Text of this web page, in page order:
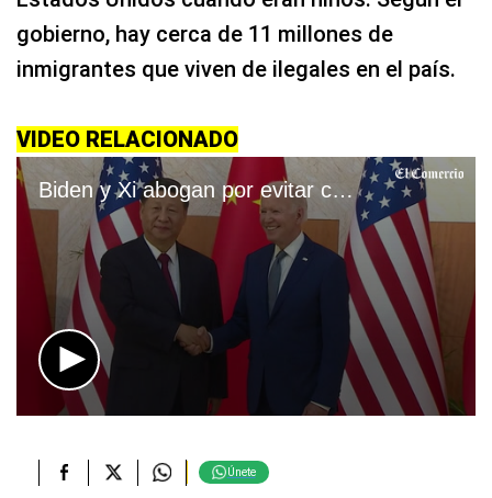
gobierno, hay cerca de 11 millones de
inmigrantes que viven de ilegales en el país.
VIDEO RELACIONADO
Biden y Xi abogan por evitar conflictos entre EEUU y China en su primera cumbre
Únete